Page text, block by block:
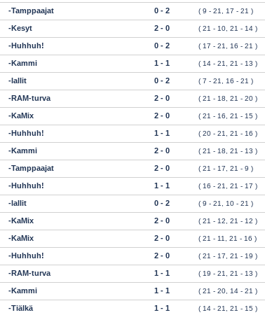
Tamppaajat 0 - 2 ( 9 - 21, 17 - 21 )
Kesyt 2 - 0 ( 21 - 10, 21 - 14 )
Huhhuh! 0 - 2 ( 17 - 21, 16 - 21 )
Kammi 1 - 1 ( 14 - 21, 21 - 13 )
lallit 0 - 2 ( 7 - 21, 16 - 21 )
RAM-turva 2 - 0 ( 21 - 18, 21 - 20 )
KaMix 2 - 0 ( 21 - 16, 21 - 15 )
Huhhuh! 1 - 1 ( 20 - 21, 21 - 16 )
Kammi 2 - 0 ( 21 - 18, 21 - 13 )
Tamppaajat 2 - 0 ( 21 - 17, 21 - 9 )
Huhhuh! 1 - 1 ( 16 - 21, 21 - 17 )
lallit 0 - 2 ( 9 - 21, 10 - 21 )
KaMix 2 - 0 ( 21 - 12, 21 - 12 )
KaMix 2 - 0 ( 21 - 11, 21 - 16 )
Huhhuh! 2 - 0 ( 21 - 17, 21 - 19 )
RAM-turva 1 - 1 ( 19 - 21, 21 - 13 )
Kammi 1 - 1 ( 21 - 20, 14 - 21 )
Tiälkä 1 - 1 ( 14 - 21, 21 - 15 )